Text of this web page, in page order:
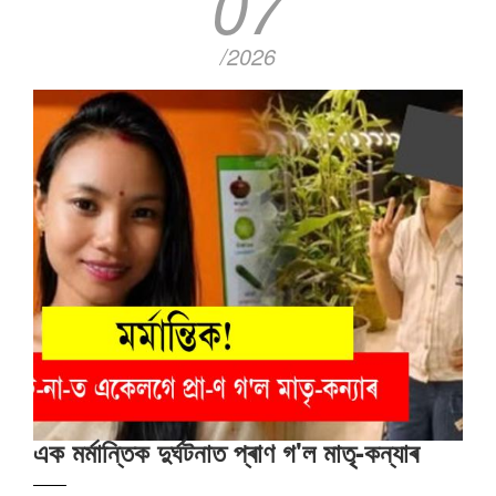
/2026
এক মৰ্মান্তিক দুৰ্ঘটনাত প্ৰাণ গ'ল মাতৃ-কন্যাৰ